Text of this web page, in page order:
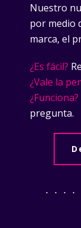
Nuestro
por medio
marca, el
¿Es fácil?
¿Vale la
¿Funciona?
pregunta.